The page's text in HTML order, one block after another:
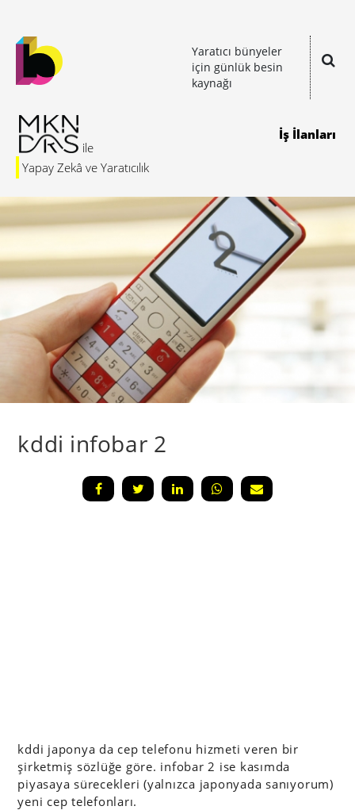
Yaratıcı bünyeler
için günlük besin
kaynağı
Yapay Zekâ ve Yaratıcılık
İş İlanları
kddi infobar 2
kddi japonya da cep telefonu hizmeti veren bir
şirketmiş sözlüğe göre. infobar 2 ise kasımda
piyasaya sürecekleri (yalnızca japonyada sanıyorum)
yeni cep telefonları.